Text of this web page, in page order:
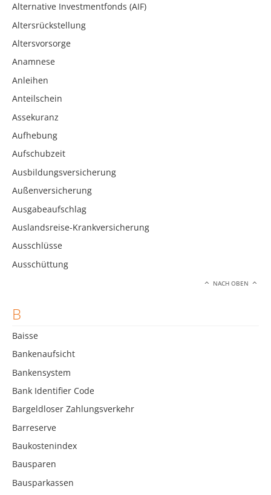
Alternative Investmentfonds (AIF)
Altersrückstellung
Altersvorsorge
Anamnese
Anleihen
Anteilschein
Assekuranz
Aufhebung
Aufschubzeit
Ausbildungsversicherung
Außenversicherung
Ausgabeaufschlag
Auslandsreise-Krankversicherung
Ausschlüsse
Ausschüttung
NACH OBEN
B
Baisse
Bankenaufsicht
Bankensystem
Bank Identifier Code
Bargeldloser Zahlungsverkehr
Barreserve
Baukostenindex
Bausparen
Bausparkassen